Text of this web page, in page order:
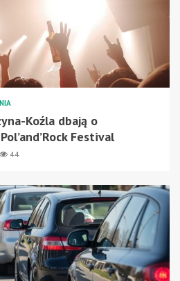
Koźla dbają o
Festival
44